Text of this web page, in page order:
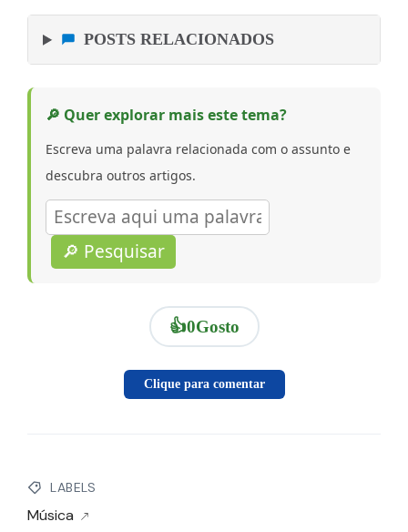
POSTS RELACIONADOS
🔎 Quer explorar mais este tema?
Escreva uma palavra relacionada com o assunto e
descubra outros artigos.
🔎 Pesquisar
👍0Gosto
Clique para comentar
LABELS
Música